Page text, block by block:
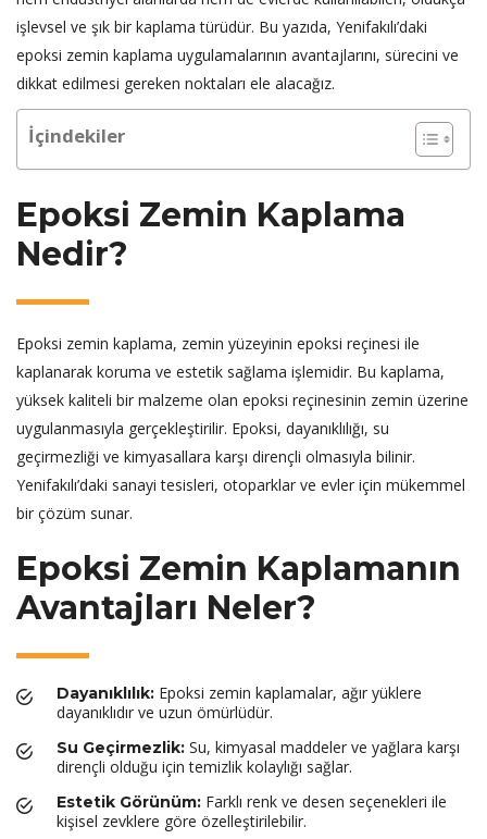
işlevsel ve şık bir kaplama türüdür. Bu yazıda, Yenifakılı’daki
epoksi zemin kaplama uygulamalarının avantajlarını, sürecini ve
dikkat edilmesi gereken noktaları ele alacağız.
İçindekiler
Epoksi Zemin Kaplama
Nedir?
Epoksi zemin kaplama, zemin yüzeyinin epoksi reçinesi ile
kaplanarak koruma ve estetik sağlama işlemidir. Bu kaplama,
yüksek kaliteli bir malzeme olan epoksi reçinesinin zemin üzerine
uygulanmasıyla gerçekleştirilir. Epoksi, dayanıklılığı, su
geçirmezliği ve kimyasallara karşı dirençli olmasıyla bilinir.
Yenifakılı’daki sanayi tesisleri, otoparklar ve evler için mükemmel
bir çözüm sunar.
Epoksi Zemin Kaplamanın
Avantajları Neler?
Dayanıklılık: Epoksi zemin kaplamalar, ağır yüklere
dayanıklıdır ve uzun ömürlüdür.
Su Geçirmezlik: Su, kimyasal maddeler ve yağlara karşı
dirençli olduğu için temizlik kolaylığı sağlar.
Estetik Görünüm: Farklı renk ve desen seçenekleri ile
kişisel zevklere göre özelleştirilebilir.